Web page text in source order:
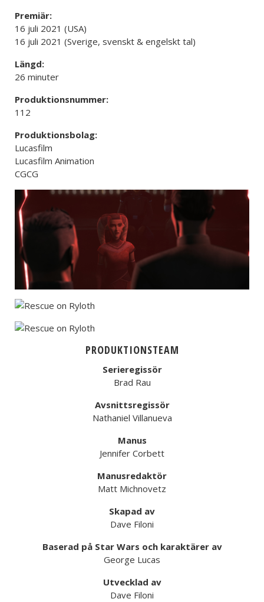
Premiär:
16 juli 2021 (USA)
16 juli 2021 (Sverige, svenskt & engelskt tal)
Längd:
26 minuter
Produktionsnummer:
112
Produktionsbolag:
Lucasfilm
Lucasfilm Animation
CGCG
PRODUKTIONSTEAM
Serieregissör
Brad Rau
Avsnittsregissör
Nathaniel Villanueva
Manus
Jennifer Corbett
Manusredaktör
Matt Michnovetz
Skapad av
Dave Filoni
Baserad på Star Wars och karaktärer av
George Lucas
Utvecklad av
Dave Filoni